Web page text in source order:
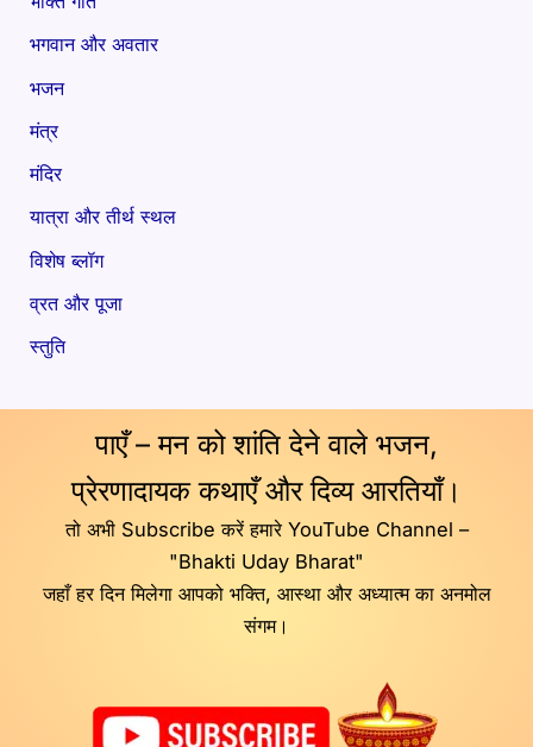
भगवान और अवतार
भजन
मंत्र
मंदिर
यात्रा और तीर्थ स्थल
विशेष ब्लॉग
व्रत और पूजा
स्तुति
पाएँ – मन को शांति देने वाले भजन,
प्रेरणादायक कथाएँ और दिव्य आरतियाँ।
तो अभी Subscribe करें हमारे YouTube Channel –
"Bhakti Uday Bharat"
जहाँ हर दिन मिलेगा आपको भक्ति, आस्था और अध्यात्म का अनमोल
संगम।